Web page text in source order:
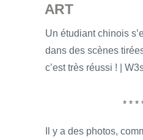
ART
Un étudiant chinois
dans des scènes
c’est très réussi ! |
* * *
Il y a des photos,